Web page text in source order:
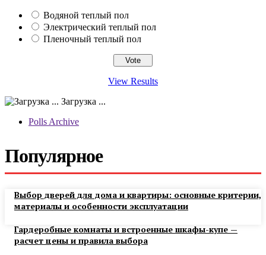
Водяной теплый пол
Электрический теплый пол
Пленочный теплый пол
View Results
Загрузка ...
Polls Archive
Популярное
Выбор дверей для дома и квартиры: основные критерии,
материалы и особенности эксплуатации
Гардеробные комнаты и встроенные шкафы-купе —
расчет цены и правила выбора